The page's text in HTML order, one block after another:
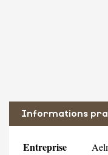
Informations
Entreprise